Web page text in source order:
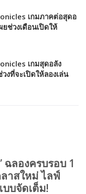
เกมภาคต่อสุดอ
ยช่วงเดือนเปิดให้
เกมสุดอลัง
วงที่จะเปิดให้ลองเล่น
ฉลองครบรอบ 1
าสใหม่ ไลฟ์
บจัดเต็ม!